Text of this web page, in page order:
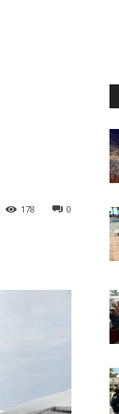
0
178